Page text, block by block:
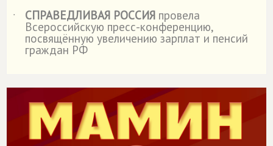
˙
СПРАВЕДЛИВАЯ РОССИЯ провела
Всероссийскую пресс-конференцию,
посвящённую увеличению зарплат и пенсий
граждан РФ